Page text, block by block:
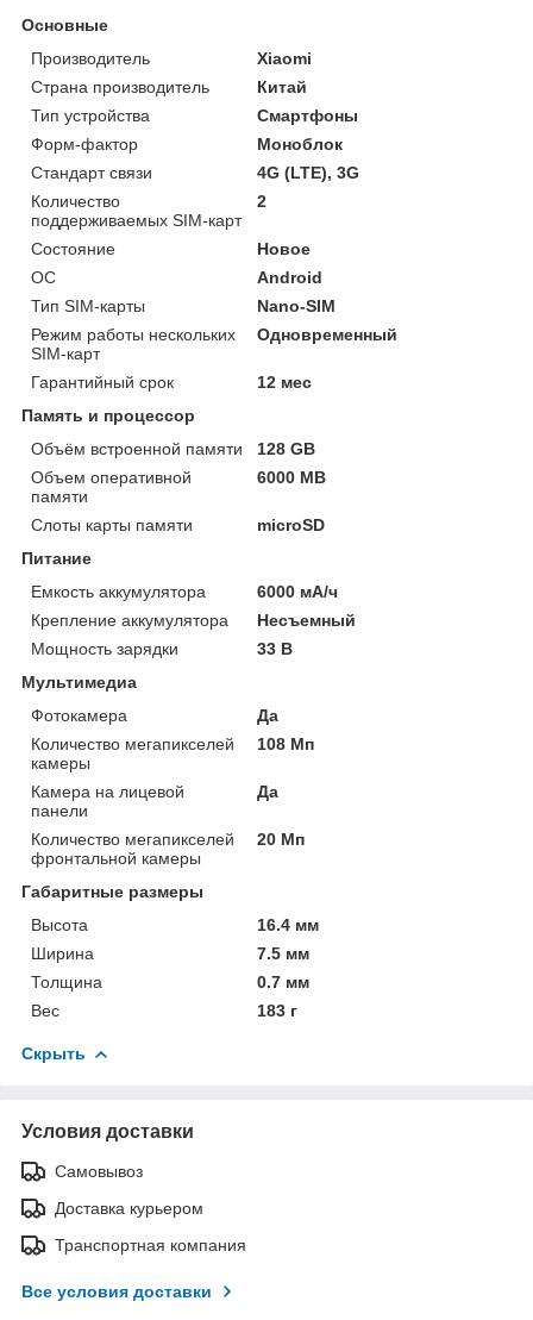
Основные
Производитель
Xiaomi
Страна производитель
Китай
Тип устройства
Смартфоны
Форм-фактор
Моноблок
Стандарт связи
4G (LTE), 3G
Количество
поддерживаемых SIM-карт
2
Состояние
Новое
ОС
Android
Тип SIM-карты
Nano-SIM
Режим работы нескольких
SIM-карт
Одновременный
Гарантийный срок
12 мес
Память и процессор
Объём встроенной памяти
128 GB
Объем оперативной
памяти
6000 MB
Слоты карты памяти
microSD
Питание
Емкость аккумулятора
6000 мА/ч
Крепление аккумулятора
Несъемный
Мощность зарядки
33 В
Мультимедиа
Фотокамера
Да
Количество мегапикселей
камеры
108 Мп
Камера на лицевой
панели
Да
Количество мегапикселей
фронтальной камеры
20 Мп
Габаритные размеры
Высота
16.4 мм
Ширина
7.5 мм
Толщина
0.7 мм
Вес
183 г
Скрыть
Условия доставки
Самовывоз
Доставка курьером
Транспортная компания
Все условия доставки